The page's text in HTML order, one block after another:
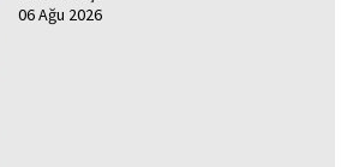
06 Ağu 2026